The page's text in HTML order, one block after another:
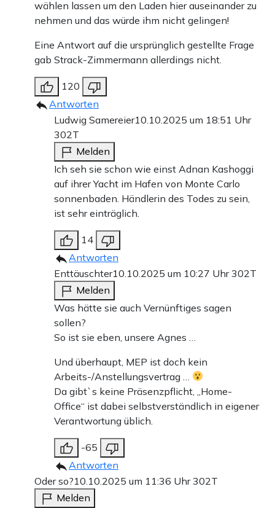
wählen lassen um den Laden hier auseinander zu
nehmen und das würde ihm nicht gelingen!
Eine Antwort auf die ursprünglich gestellte Frage
gab Strack-Zimmermann allerdings nicht.
120
Antworten
Ludwig Samereier10.10.2025 um 18:51 Uhr
302T
Melden
Ich seh sie schon wie einst Adnan Kashoggi
auf ihrer Yacht im Hafen von Monte Carlo
sonnenbaden. Händlerin des Todes zu sein,
ist sehr einträglich.
14
Antworten
Enttäuschter10.10.2025 um 10:27 Uhr302T
Melden
Was hätte sie auch Vernünftiges sagen
sollen?
So ist sie eben, unsere Agnes …
Und überhaupt, MEP ist doch kein
Arbeits-/Anstellungsvertrag …
Da gibt`s keine Präsenzpflicht, „Home-
Office“ ist dabei selbstverständlich in eigener
Verantwortung üblich.
-65
Antworten
Oder so?10.10.2025 um 11:36 Uhr302T
Melden